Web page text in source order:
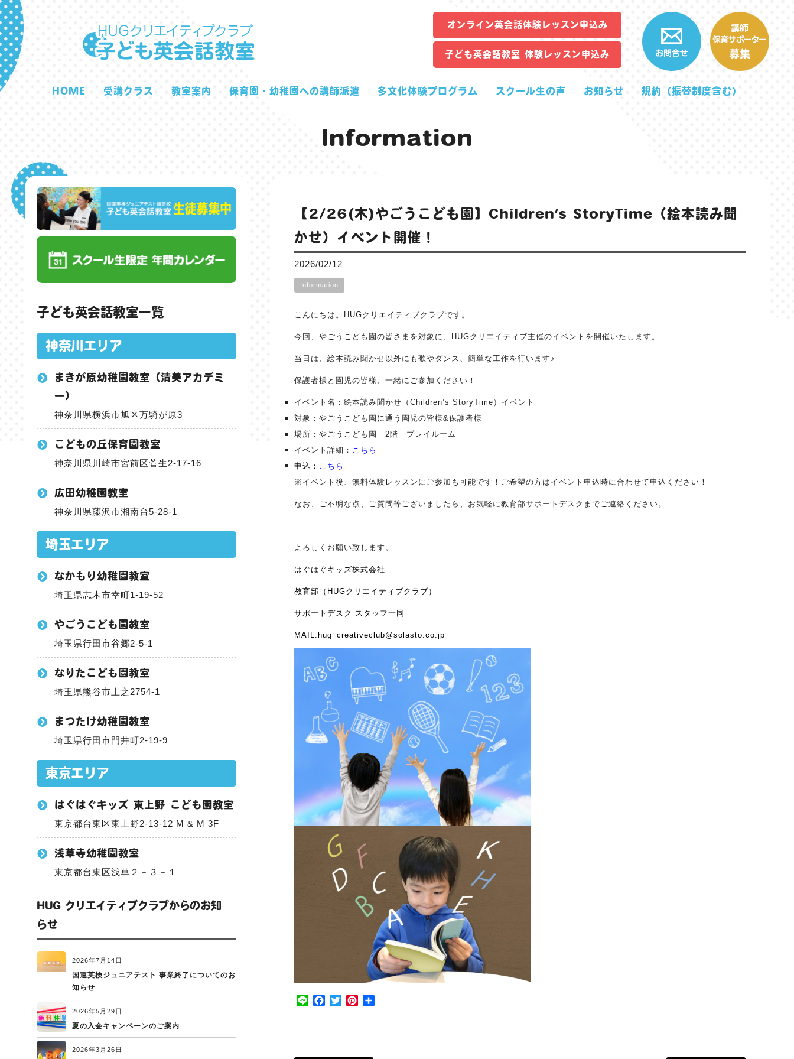
オンライン英会話体験レッスン申込み
子ども英会話教室 体験レッスン申込み
HOME 受講クラス 教室案内 保育園・幼稚園への講師派遣 多文化体験プログラム スクール生の声 お知らせ 規約（振替制度含む）
Information
【2/26(木)やごうこども園】Children’s StoryTime（絵本読み聞
かせ）イベント開催！
2026/02/12
Information
こんにちは。HUGクリエイティブクラブです。
今回、やごうこども園の皆さまを対象に、HUGクリエイティブ主催のイベントを開催いたします。
当日は、絵本読み聞かせ以外にも歌やダンス、簡単な工作を行います♪
保護者様と園児の皆様、一緒にご参加ください！
イベント名：絵本読み聞かせ（Children’s StoryTime）イベント
対象：やごうこども園に通う園児の皆様&保護者様
場所：やごうこども園 2階 プレイルーム
イベント詳細： こちら
申込： こちら
※イベント後、無料体験レッスンにご参加も可能です！ご希望の方はイベント申込時に合わせて申込ください！
なお、ご不明な点、ご質問等ございましたら、お気軽に教育部サポートデスクまでご連絡ください。
よろしくお願い致します。
はぐはぐキッズ株式会社
教育部（HUGクリエイティブクラブ）
サポートデスク スタッフ一同
MAIL:hug_creativeclub@solasto.co.jp
Line Facebook
TwitterPinterest
子ども英会話教室一覧
神奈川エリア
まきが原幼稚園教室（清美アカデミ
ー）
神奈川県横浜市旭区万騎が原3
こどもの丘保育園教室
神奈川県川崎市宮前区菅生2-17-16
広田幼稚園教室
神奈川県藤沢市湘南台5-28-1
埼玉エリア
なかもり幼稚園教室
埼玉県志木市幸町1-19-52
やごうこども園教室
埼玉県行田市谷郷2-5-1
なりたこども園教室
埼玉県熊谷市上之2754-1
まつたけ幼稚園教室
埼玉県行田市門井町2-19-9
東京エリア
はぐはぐキッズ 東上野 こども園教室
東京都台東区東上野2-13-12 M & M 3F
浅草寺幼稚園教室
東京都台東区浅草２－３－１
HUG クリエイティブクラブからのお知
らせ
2026年7月14日
国連英検ジュニアテスト 事業終了についてのお
知らせ
2026年5月29日
夏の入会キャンペーンのご案内
2026年3月26日